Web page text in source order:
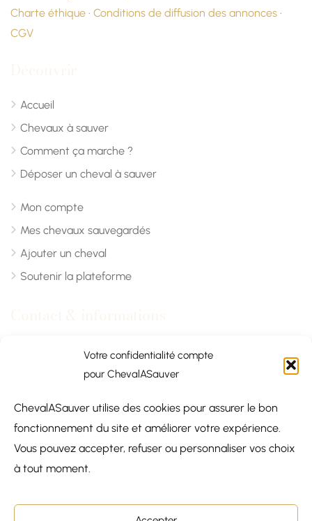
Votre confidentialité compte
pour ChevalASauver
ChevalASauver utilise des cookies pour assurer le bon
fonctionnement du site et améliorer votre expérience.
Vous pouvez accepter, refuser ou personnaliser vos choix
à tout moment.
Charte éthique · Conditions de diffusion des annonces ·
CGV
Accueil
Chevaux à sauver
Comment ça marche ?
Déposer un cheval à sauver
Mon compte
Mes chevaux sauvegardés
Ajouter un cheval
Soutenir la plateforme
Chevalasauver.com
Normandie, France
contact@chevalasauver.com
Communiqué de presse
chevaux.Explore le siteet trouve ton futur